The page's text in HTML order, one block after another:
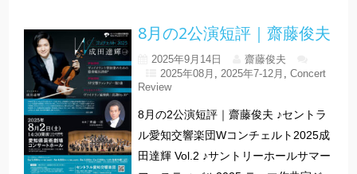
8月の2公演短評｜齋藤俊夫
2025年9月14日
齋藤俊夫
2025年08月
2025年7-12月
Concert
Review
8月の2公演短評｜齋藤俊夫 ♪セントラ
ル愛知交響楽団Wコンチェルト2025成
田達輝 Vol.2 ♪サントリーホールサマー